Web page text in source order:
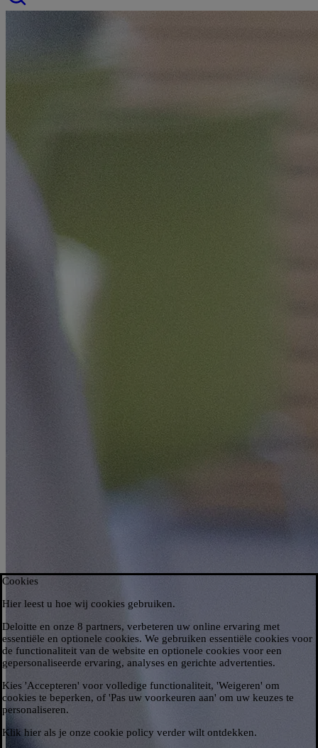
Cookies
Hier leest u hoe wij cookies gebruiken.​
Deloitte en onze 8 partners, verbeteren uw online ervaring met
essentiële en optionele cookies. We gebruiken essentiële cookies voor
de functionaliteit van de website en optionele cookies voor een
gepersonaliseerde ervaring, analyses en gerichte advertenties.
Kies 'Accepteren' voor volledige functionaliteit, 'Weigeren' om
cookies te beperken, of 'Pas uw voorkeuren aan' om uw keuzes te
personaliseren.​
Klik hier als je onze cookie policy verder wilt ontdekken.​